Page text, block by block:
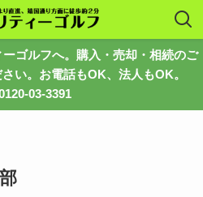
ゴルフへ。購入・売却・相続のご
い。お電話もOK、法人もOK。
03-3391